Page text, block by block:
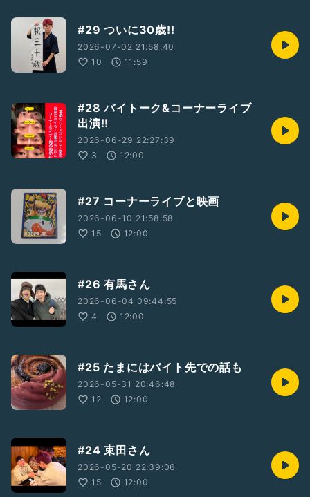
#29 ついに30歳!!
2026-07-02 21:58:40
10
11:59
#28 バイトーク&コーナーライブ
出演!!
2026-06-29 22:27:39
3
12:00
#27 コーナーライブと映画
2026-06-10 21:58:58
15
12:00
#26 有馬さん
2026-06-04 09:44:55
4
12:00
#25 たまにはバイト先での話も
2026-05-31 20:46:48
12
12:00
#24 束田さん
2026-05-20 22:39:06
15
12:00